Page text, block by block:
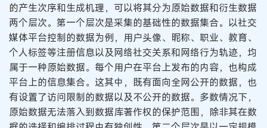
的产生次序和生成机理，可以将其分为原始数据和衍生数据
两个层次。第一个层次是采集的基础性的数据集合。以社交
媒体平台控制的数据为例，用户头像、昵称、职业、教育、
个人标签等注册信息以及网络社交关系和网络行为轨迹，均
属于一种原始数据。每个用户在平台上发布的内容，也构成
平台上的信息集合。这其中，既有面向全网公开的数据，也
有设置了访问限制的数据以及不公开的数据。多数情况下，
原始数据无法落入到数据库著作权的保护范围，除非其在数